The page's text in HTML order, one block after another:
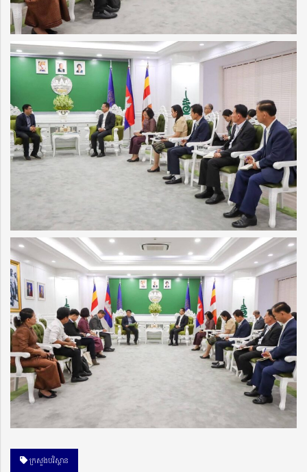
ក្រសួងបរិស្ថាន